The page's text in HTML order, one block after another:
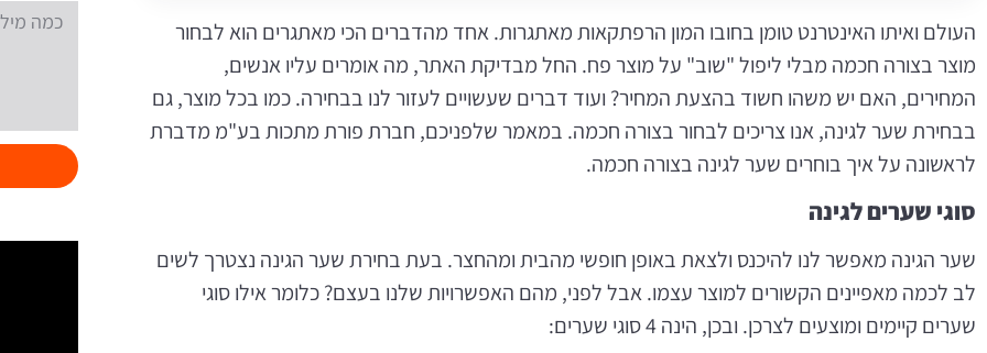
העולם ואיתו האינטרנט טומן בחובו המון הרפתקאות מאתגרות. אחד מהדברים הכי מאתגרים הוא לבחור
מוצר בצורה חכמה מבלי ליפול "שוב" על מוצר פח. החל מבדיקת האתר, מה אומרים עליו אנשים,
המחירים, האם יש משהו חשוד בהצעת המחיר? ועוד דברים שעשויים לעזור לנו בבחירה. כמו בכל מוצר, גם
בבחירת שער לגינה, אנו צריכים לבחור בצורה חכמה. במאמר שלפניכם, חברת פורת מתכות בע"מ מדברת
לראשונה על איך בוחרים שער לגינה בצורה חכמה.
סוגי שערים לגינה
שער הגינה מאפשר לנו להיכנס ולצאת באופן חופשי מהבית ומהחצר. בעת בחירת שער הגינה נצטרך לשים
לב לכמה מאפיינים הקשורים למוצר עצמו. אבל לפני, מהם האפשרויות שלנו בעצם? כלומר אילו סוגי
שערים קיימים ומוצעים לצרכן. ובכן, הינה 4 סוגי שערים: